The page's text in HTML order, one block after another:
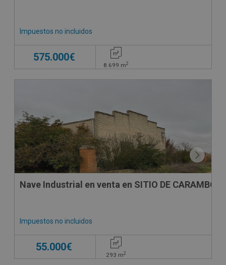
Impuestos no incluidos
575.000€
8.699 m2
Nave Industrial en venta en SITIO DE
Impuestos no incluidos
55.000€
293 m2